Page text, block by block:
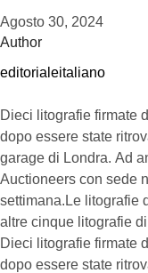
Agosto 30, 2024
Author
editorialeitaliano
Dieci litografie firmate
dopo essere state
garage di Londra. Ad
Auctioneers con sede
settimana.Le litografie
altre cinque litografie
Dieci litografie firmate
dopo essere state